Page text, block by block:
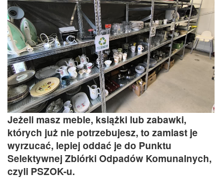
Jeżeli masz meble, książki lub zabawki,
których już nie potrzebujesz, to zamiast je
wyrzucać, lepiej oddać je do Punktu
Selektywnej Zbiórki Odpadów Komunalnych,
czyli PSZOK-u.